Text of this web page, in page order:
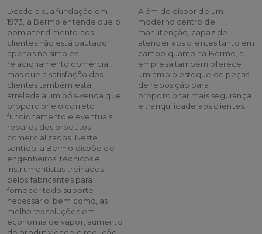
Desde a sua fundação em
1973, a Bermo entende que o
bom atendimento aos
clientes não está pautado
apenas no simples
relacionamento comercial,
mas que a satisfação dos
clientes também está
atrelada a um pós-venda que
proporcione o correto
funcionamento e eventuais
reparos dos produtos
comercializados. Neste
sentido, a Bermo dispõe de
engenheiros, técnicos e
instrumentistas treinados
pelos fabricantes para
fornecer todo suporte
necessário, bem como, as
melhores soluções em
economia de vapor, aumento
Além de dispor de um
moderno centro de
manutenção, capaz de
atender aos clientes tanto em
campo quanto na Bermo, a
empresa também oferece
um amplo estoque de peças
de reposição para
proporcionar mais segurança
e tranquilidade aos clientes.